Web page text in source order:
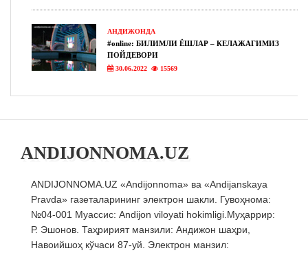
АНДИЖОНДА
#online: БИЛИМЛИ ЁШЛАР – КЕЛАЖАГИМИЗ
ПОЙДЕВОРИ
30.06.2022 15569
ANDIJONNOMA.UZ
ANDIJONNOMA.UZ «Andijonnoma» ва «Andijanskaya
Pravda» газеталарининг электрон шакли. Гувоҳнома:
№04-001 Муассис: Andijon viloyati hokimligi.Муҳаррир:
Р. Эшонов. Таҳририят манзили: Андижон шаҳри,
Навоийшоҳ кўчаси 87-уй. Электрон манзил: